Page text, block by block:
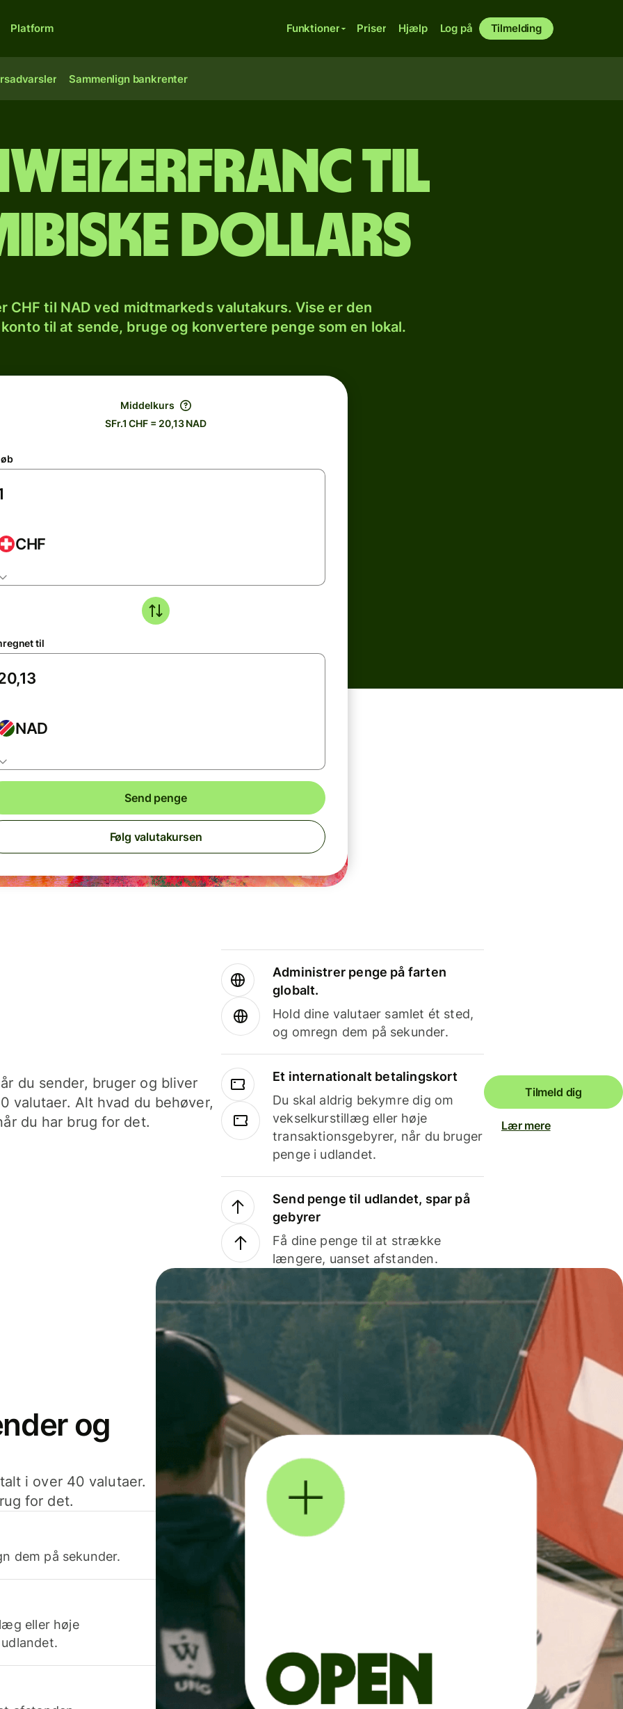
Platform Funktioner Priser Hjælp Log på Tilmelding
Sammenlign bankrenter
til
dollars
CHF til NAD ved midtmarkeds valutakurs. Vise er den
til at sende, bruge og konvertere penge som en lokal.
Middelkurs
SFr.1 CHF = 20,13 NAD
CHF
til
NAD
Send penge
Følg valutakursen
du sender, bruger og bliver
valutaer. Alt hvad du behøver,
du har brug for det.
Administrer penge på farten
globalt.
Hold dine valutaer samlet ét sted,
og omregn dem på sekunder.
Et internationalt betalingskort
Du skal aldrig bekymre dig om
vekselkurstillæg eller høje
transaktionsgebyrer, når du bruger
penge i udlandet.
Send penge til udlandet, spar på
gebyrer
Få dine penge til at strække
længere, uanset afstanden.
Tilmeld dig
Lær mere
og
i over 40 valutaer.
for det.
dem på sekunder.
eller høje